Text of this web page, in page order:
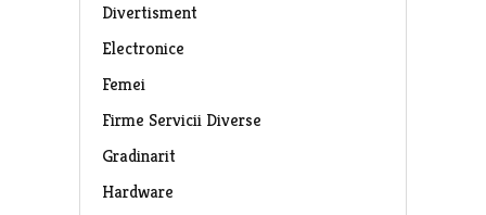
Divertisment
Electronice
Femei
Firme Servicii Diverse
Gradinarit
Hardware